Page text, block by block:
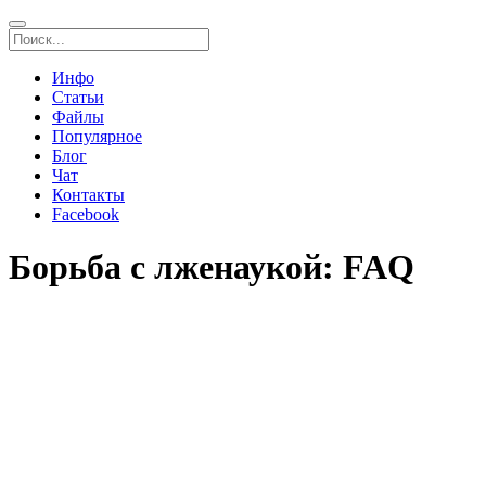
Инфо
Статьи
Файлы
Популярное
Блог
Чат
Контакты
Facebook
Борьба с лженаукой: FAQ